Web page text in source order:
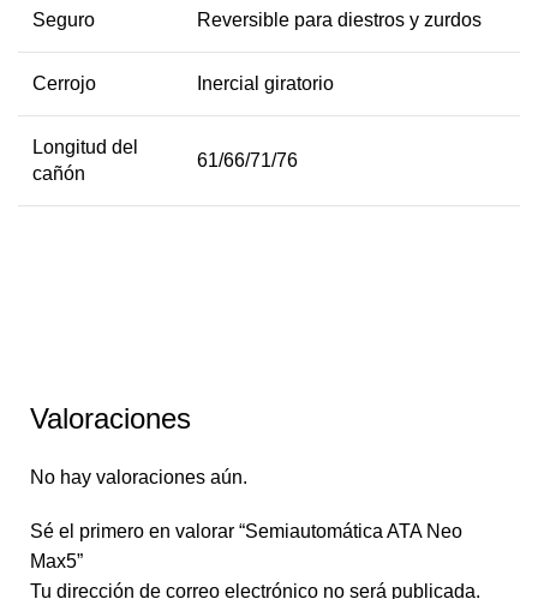
Seguro Reversible para diestros y zurdos
Cerrojo Inercial giratorio
Longitud del
cañón
61/66/71/76
Valoraciones
No hay valoraciones aún.
Sé el primero en valorar “Semiautomática ATA Neo
Max5”
Tu dirección de correo electrónico no será publicada.